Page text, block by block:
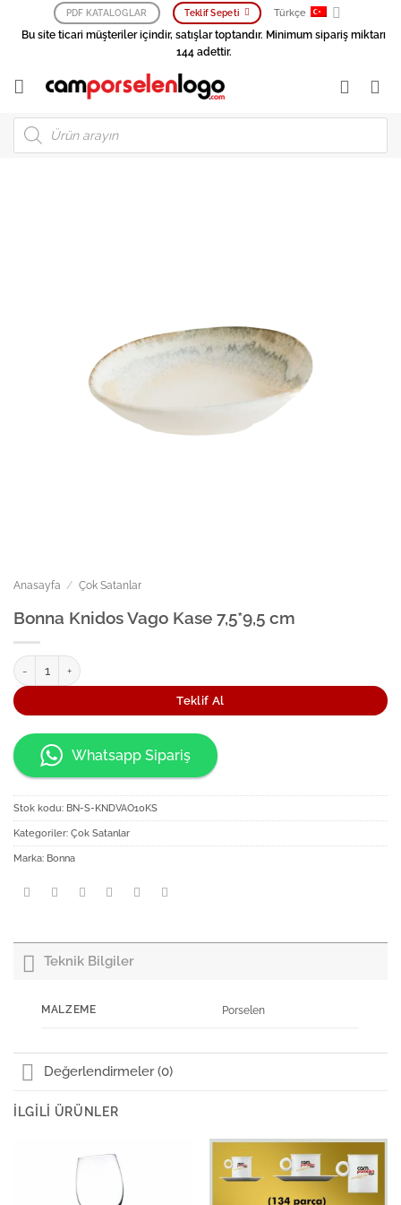
PDF KATALOGLAR Teklif Sepeti Türkçe
Bu site ticari müşteriler içindir, satışlar toptandır. Minimum sipariş miktarı
144 adettir.
Products
search
Anasayfa / Çok Satanlar
Bonna Knidos Vago Kase 7,5*9,5 cm
Bonna Knidos Vago Kase 7,5*9,5 cm adet
Teklif Al
Whatsapp Sipariş
Stok kodu: BN-S-KNDVAO10KS
Kategoriler: Çok Satanlar
Marka: Bonna
Teknik Bilgiler
MALZEME Porselen
Değerlendirmeler (0)
İLGILI ÜRÜNLER